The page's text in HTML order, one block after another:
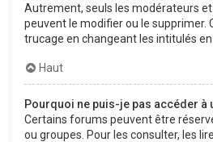
Autrement, seuls les modérateurs
peuvent le modifier ou le supprimer.
trucage en changeant les intitulés en
Haut
Pourquoi ne puis-je pas accéder à
Certains forums peuvent être
ou groupes. Pour les consulter, les